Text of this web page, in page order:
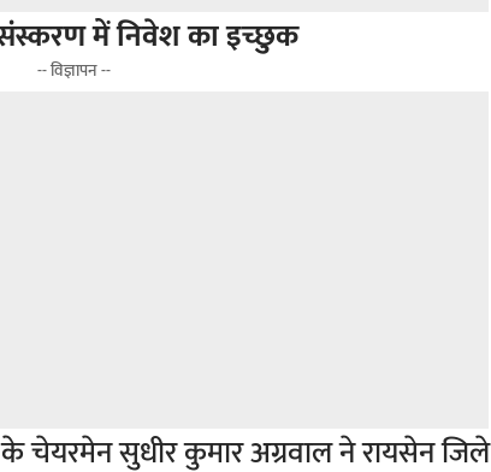
संस्करण में निवेश का इच्छुक
-- विज्ञापन --
के चेयरमेन सुधीर कुमार अग्रवाल ने रायसेन जिले